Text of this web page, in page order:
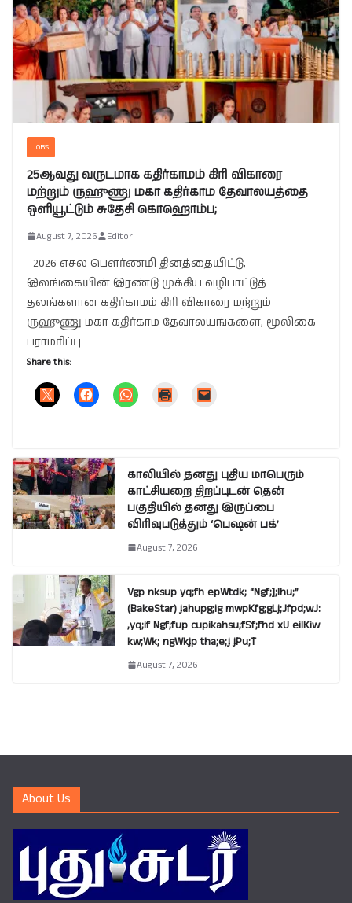
JOBS
25ஆவது வருடமாக கதிர்காமம் கிரி விகாரை
மற்றும் ருஹுணு மகா கதிர்காம தேவாலயத்தை
ஒளியூட்டும் சுதேசி கொஹொம்ப;
August 7, 2026 Editor
2026 எசல பௌர்ணமி தினத்தையிட்டு,
இலங்கையின் இரண்டு முக்கிய வழிபாட்டுத்
தலங்களான கதிர்காமம் கிரி விகாரை மற்றும்
ருஹுணு மகா கதிர்காம தேவாலயங்களை, மூலிகை
பராமரிப்பு
Share this:
காலியில் தனது புதிய மாபெரும்
காட்சியறை திறப்புடன் தென்
பகுதியில் தனது இருப்பை
விரிவுபடுத்தும் ‘பெஷன் பக்’
August 7, 2026
Vgp nksup yq;fh epWtdk; “Ngf;];lhu;”
(BakeStar) jahupg;ig mwpKfg;gLj;Jfpd;wJ:
,yq;if Ngf;fup cupikahsu;fSf;fhd xU eilKiw
kw;Wk; ngWkjp tha;e;j jPu;T
August 7, 2026
About Us